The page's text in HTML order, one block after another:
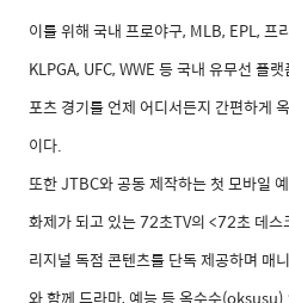
이를 위해 국내 프로야구, MLB, EPL,프
KLPGA, UFC, WWE등 국내 유무선 플
포츠 경기를 언제 어디서든지 간편하게
이다.
또한JTBC와 공동 제작하는 첫 모바일
화제가 되고 있는72초TV의<72초 데스
리지널 독점 콘텐츠를 단독 제공하며 매
와 함께 드라마,예능 등 옥수수(oksusu)